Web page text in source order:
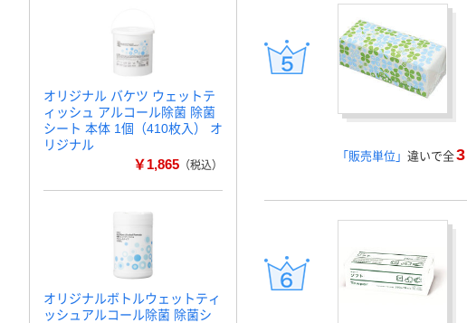
「販売単位」 違いで全3
オリジナル バケツ ウェットテ
ィッシュ アルコール除菌 除菌
シート 本体 1個（410枚入） オ
リジナル
￥1,865 （税込）
オリジナルボトルウェットティ
ッシュアルコール除菌 除菌シ